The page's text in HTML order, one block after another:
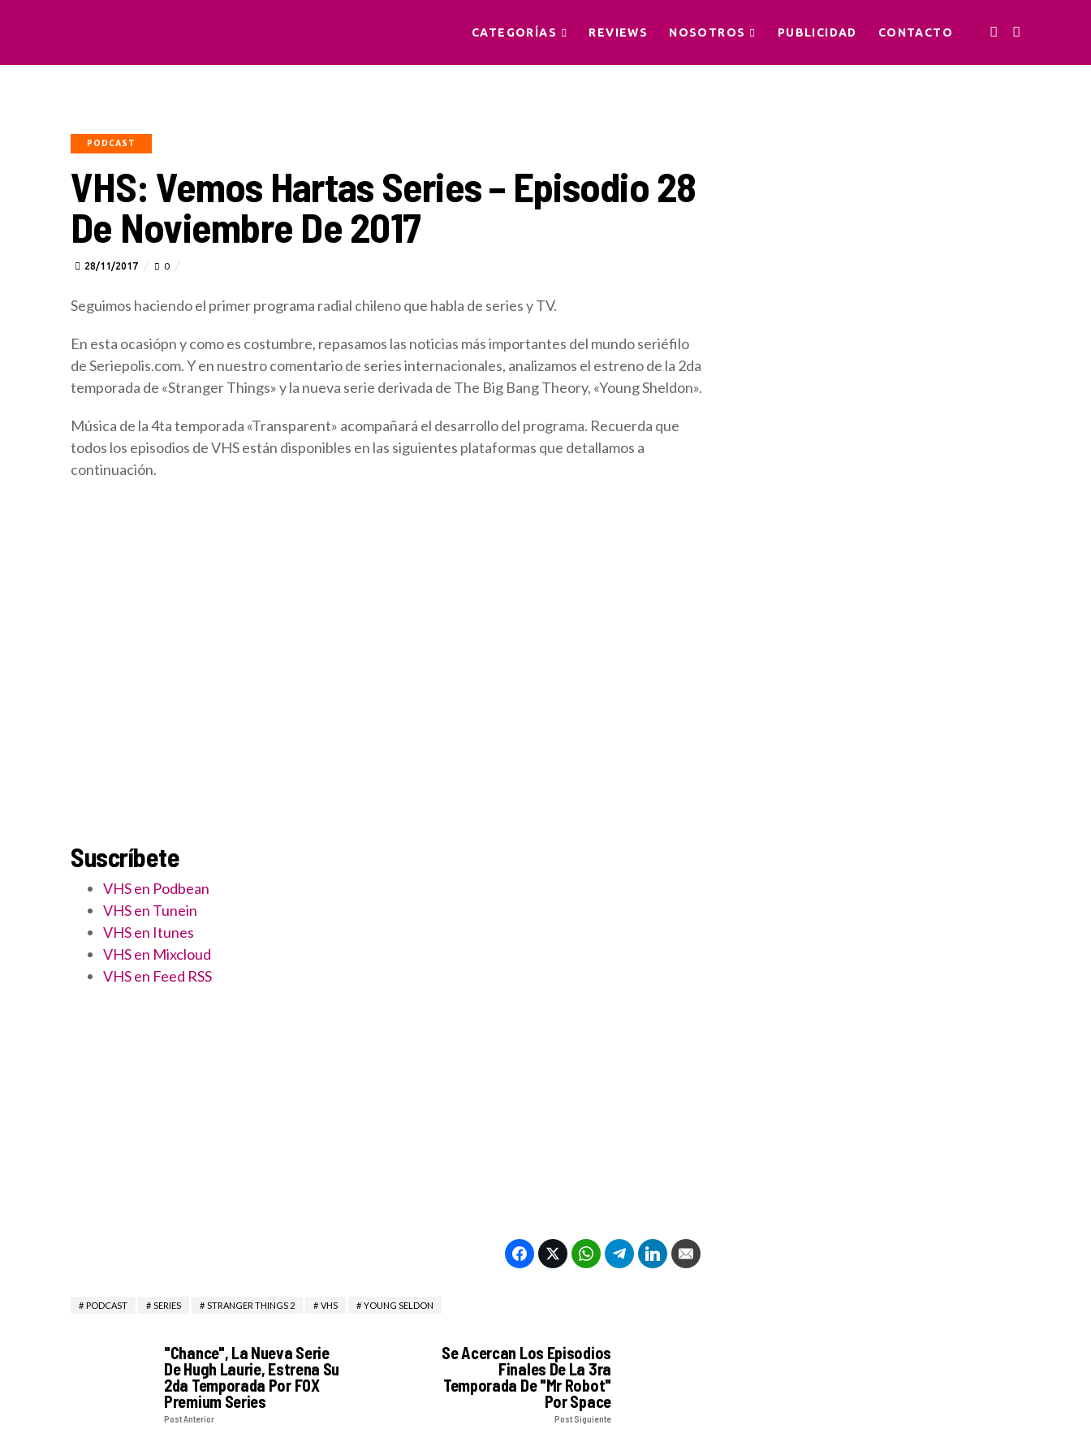
CATEGORÍAS REVIEWS NOSOTROS PUBLICIDAD CONTACTO
PODCAST
VHS: Vemos Hartas Series – Episodio 28
De Noviembre De 2017
28/11/2017 0
Seguimos haciendo el primer programa radial chileno que habla de series y TV.
En esta ocasiópn y como es costumbre, repasamos las noticias más importantes del mundo seriéfilo
de Seriepolis.com. Y en nuestro comentario de series internacionales, analizamos el estreno de la 2da
temporada de «Stranger Things» y la nueva serie derivada de The Big Bang Theory, «Young Sheldon».
Música de la 4ta temporada «Transparent» acompañará el desarrollo del programa. Recuerda que
todos los episodios de VHS están disponibles en las siguientes plataformas que detallamos a
continuación.
Suscríbete
VHS en Podbean
VHS en Tunein
VHS en Itunes
VHS en Mixcloud
VHS en Feed RSS
PODCAST SERIES STRANGER THINGS 2 VHS YOUNG SELDON
"Chance", La Nueva Serie
De Hugh Laurie, Estrena Su
2da Temporada Por FOX
Premium Series
Post Anterior
Se Acercan Los Episodios
Finales De La 3ra
Temporada De "Mr Robot"
Por Space
Post Siguiente